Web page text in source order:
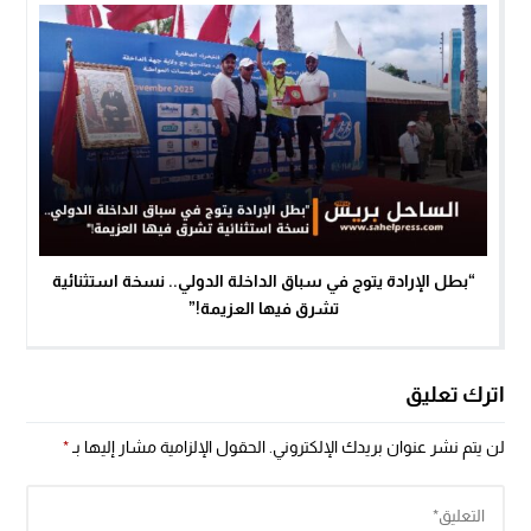
“بطل الإرادة يتوج في سباق الداخلة الدولي.. نسخة استثنائية
تشرق فيها العزيمة!”
اترك تعليق
لن يتم نشر عنوان بريدك الإلكتروني. الحقول الإلزامية مشار إليها بـ*